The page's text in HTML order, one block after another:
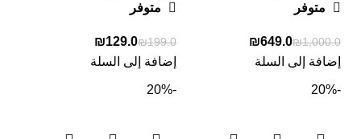
متوفر
₪1,000.0
₪649.0
إضافة إلى السلة
متوفر
₪199.0
₪129.0
إضافة إلى السلة
-20%
-20%